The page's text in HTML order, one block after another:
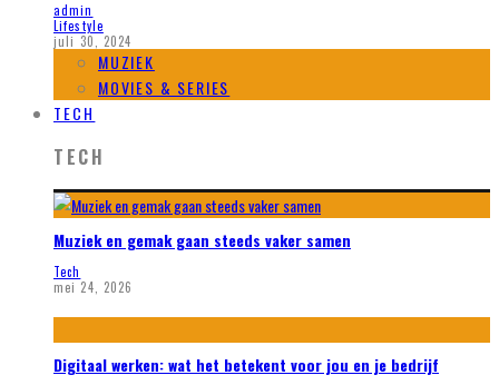
admin
Lifestyle
juli 30, 2024
MUZIEK
MOVIES & SERIES
TECH
TECH
Muziek en gemak gaan steeds vaker samen
Tech
mei 24, 2026
Digitaal werken: wat het betekent voor jou en je bedrijf